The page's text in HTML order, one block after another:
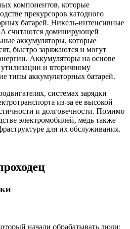
компонентов, которые
прекурсоров катодного
батарей. Никель-интенсивные
считаются доминирующей
аккумуляторы, которые
быстро заряжаются и могут
Аккумуляторы на основе
и вторичному
типы аккумуляторных батарей.
системах зарядки
из-за ее высокой
и долговечности. Помимо
электромобилей, медь также
для их обслуживания.
начали обрабатывать люди: